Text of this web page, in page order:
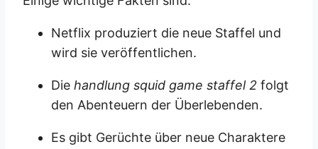
Netflix produziert die neue Staffel und
wird sie veröffentlichen.
Die handlung squid game staffel 2 folgt
den Abenteuern der Überlebenden.
Es gibt Gerüchte über neue Charaktere